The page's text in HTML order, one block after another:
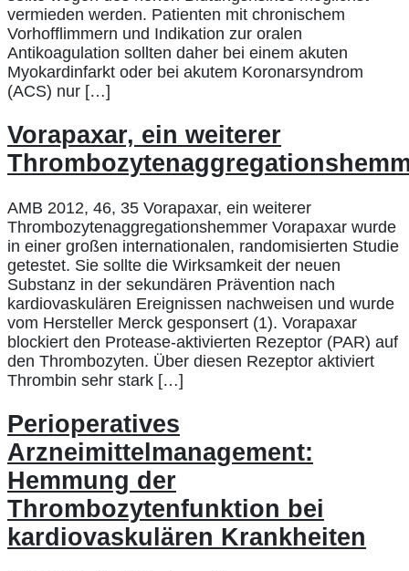
vermieden werden. Patienten mit chronischem
Vorhofflimmern und Indikation zur oralen
Antikoagulation sollten daher bei einem akuten
Myokardinfarkt oder bei akutem Koronarsyndrom
(ACS) nur […]
Vorapaxar, ein weiterer
AMB 2012, 46, 35 Vorapaxar, ein weiterer
Thrombozytenaggregationshemmer Vorapaxar wurde
in einer großen internationalen, randomisierten Studie
getestet. Sie sollte die Wirksamkeit der neuen
Substanz in der sekundären Prävention nach
kardiovaskulären Ereignissen nachweisen und wurde
vom Hersteller Merck gesponsert (1). Vorapaxar
blockiert den Protease-aktivierten Rezeptor (PAR) auf
den Thrombozyten. Über diesen Rezeptor aktiviert
Thrombin sehr stark […]
Perioperatives
Arzneimittelmanagement:
Hemmung der
Thrombozytenfunktion bei
kardiovaskulären Krankheiten